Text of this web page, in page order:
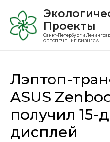
Проекты
Санкт-Петербург и
ОБЕСПЕЧЕНИЕ БИЗНЕСА
Лэптоп-
ASUS
получил
дисплей